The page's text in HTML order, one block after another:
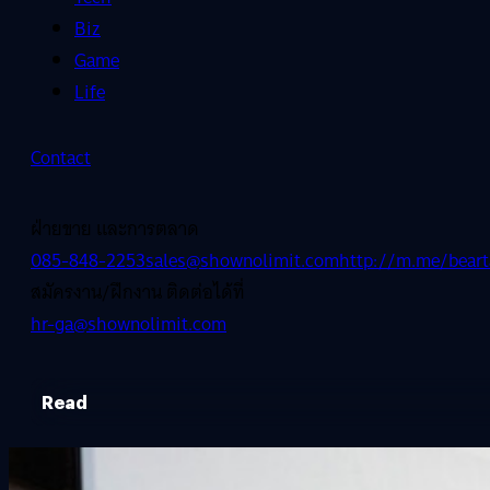
Biz
Game
Life
Contact
ฝ่ายขาย และการตลาด
085-848-2253sales@shownolimit.comhttp://m.me/
สมัครงาน/ฝึกงาน ติดต่อได้ที่
hr-ga@shownolimit.com
Read